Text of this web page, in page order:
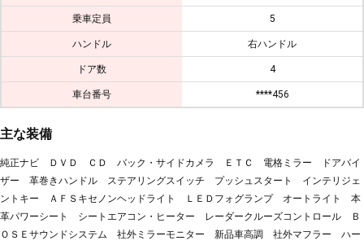
乗車定員 5
ハンドル 右ハンドル
ドア数 4
車台番号 ****456
主な装備
純正ナビ ＤＶＤ ＣＤ バック・サイドカメラ ＥＴＣ 電格ミラー ドアバイ
ザー 革巻きハンドル ステアリングスイッチ プッシュスタート インテリジェ
ントキー ＡＦＳキセノンヘッドライト ＬＥＤフォグランプ オートライト 本
革パワーシート シートエアコン・ヒーター レーダークルーズコントロール Ｂ
ＯＳＥサウンドシステム 社外ミラーモニター 新品車高調 社外マフラー ハー